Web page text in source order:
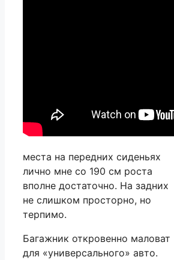
места на передних сиденьях
лично мне со 190 см роста
вполне достаточно. На задних
не слишком просторно, но
терпимо.
Багажник откровенно маловат
для «универсального» авто.